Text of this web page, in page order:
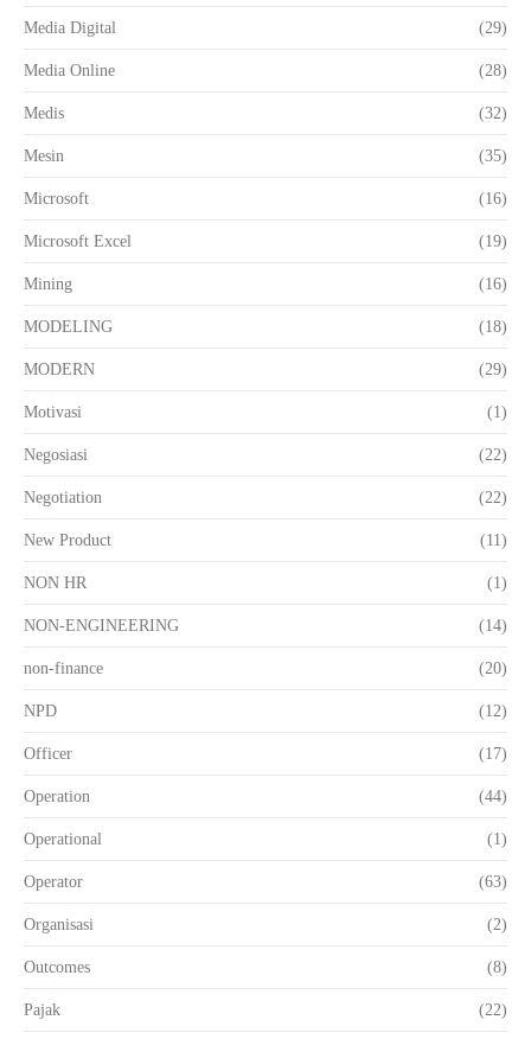
Media Digital (29)
Media Online (28)
Medis (32)
Mesin (35)
Microsoft (16)
Microsoft Excel (19)
Mining (16)
MODELING (18)
MODERN (29)
Motivasi (1)
Negosiasi (22)
Negotiation (22)
New Product (11)
NON HR (1)
NON-ENGINEERING (14)
non-finance (20)
NPD (12)
Officer (17)
Operation (44)
Operational (1)
Operator (63)
Organisasi (2)
Outcomes (8)
Pajak (22)